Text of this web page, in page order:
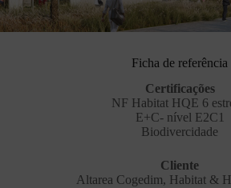
Ficha de referência
Certificações
NF Habitat HQE 6
E+C- nível E2C1
Biodivercidade
Cliente
Altarea Cogedim, Habitat &